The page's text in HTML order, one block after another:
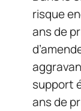
risque
ans de
support
ans de